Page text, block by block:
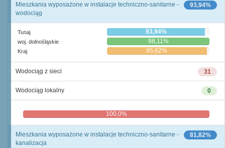
93,94%
Mieszkania wyposażone w instalacje techniczno-sanitarne -
wodociąg
Tutaj 93,94%
woj. dolnośląskie 98,11%
Kraj 95,62%
31
Wodociąg z sieci
0
Wodociąg lokalny
100,0%
81,82%
Mieszkania wyposażone w instalacje techniczno-sanitarne -
kanalizacja